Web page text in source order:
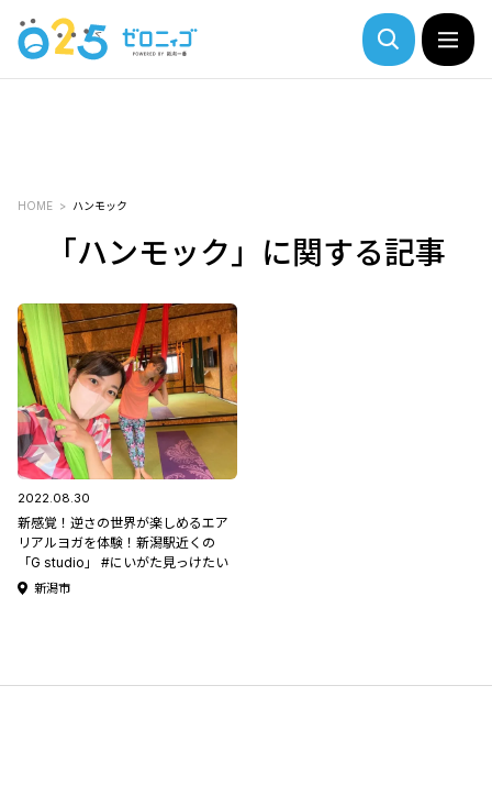
HOME ハンモック
「ハンモック」に関する記事
2022.08.30
新感覚！逆さの世界が楽しめるエア
リアルヨガを体験！新潟駅近くの
「G studio」 #にいがた見っけたい
新潟市